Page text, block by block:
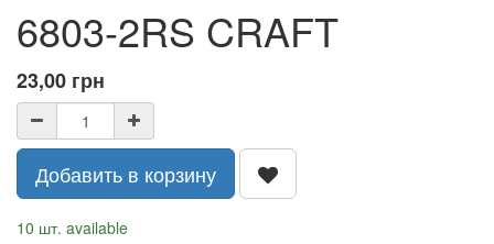
6803-2RS CRAFT
23,00 грн
Добавить в корзину
10 шт. available